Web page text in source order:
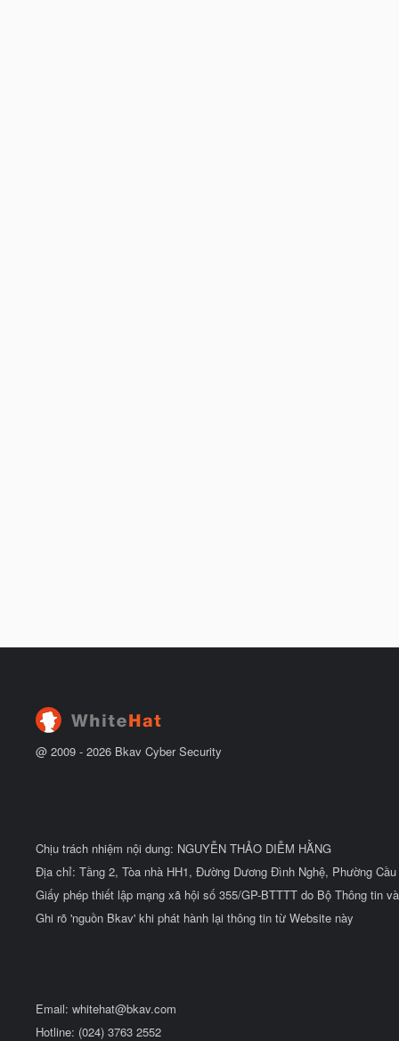
@ 2009 - 2026 Bkav Cyber Security
Chịu trách nhiệm nội dung: NGUYỄN THẢO DIỄM HẰNG
Địa chỉ: Tầng 2, Tòa nhà HH1, Đường Dương Đình Nghệ, Phường
Giấy phép thiết lập mạng xã hội số 355/GP-BTTTT do Bộ Thông tin
Ghi rõ 'nguồn Bkav' khi phát hành lại thông tin từ Website này
Email: whitehat@bkav.com
Hotline: (024) 3763 2552